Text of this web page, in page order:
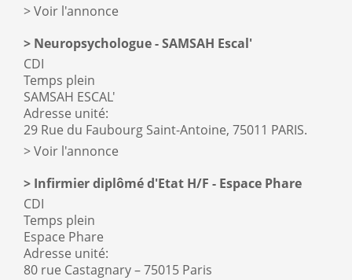
Voir l'annonce
Neuropsychologue - SAMSAH Escal'
CDI
Temps plein
SAMSAH ESCAL'
Adresse unité:
29 Rue du Faubourg Saint-Antoine, 75011 PARIS.
Voir l'annonce
Infirmier diplômé d'Etat H/F - Espace Phare
CDI
Temps plein
Espace Phare
Adresse unité:
80 rue Castagnary – 75015 Paris